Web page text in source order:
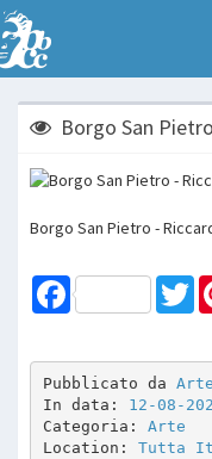
Borgo San
Borgo San Pietro -
Facebook
Pubblicato da
In data: 12-08-
Categoria: Arte
Location: Tutta